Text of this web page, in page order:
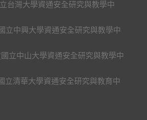
台灣大學資通安全研究與教學中
立中興大學資通安全研究與教學中
國立中山大學資通安全研究與教學中
立清華大學資通安全研究與教育中